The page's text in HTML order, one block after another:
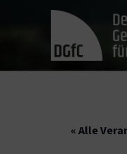
« Alle